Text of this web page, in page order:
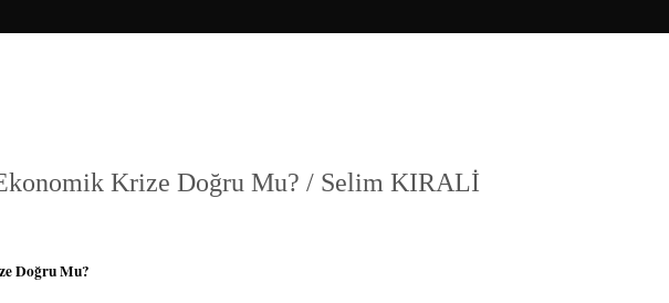
Krize Doğru Mu? / Selim KIRALİ
Doğru Mu?